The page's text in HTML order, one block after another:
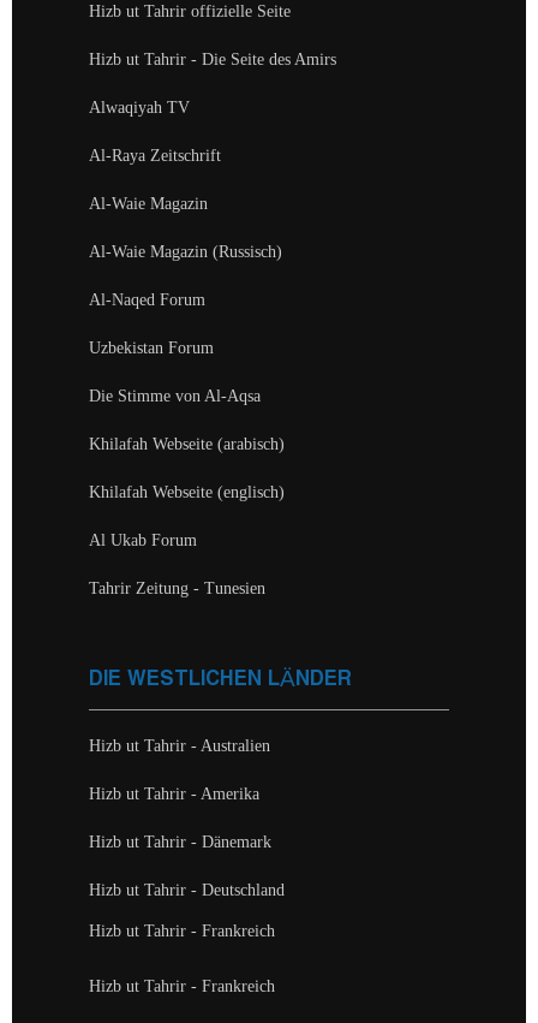
Hizb ut Tahrir offizielle Seite
Hizb ut Tahrir - Die Seite des Amirs
Alwaqiyah TV
Al-Raya Zeitschrift
Al-Waie Magazin
Al-Waie Magazin (Russisch)
Al-Naqed Forum
Uzbekistan Forum
Die Stimme von Al-Aqsa
Khilafah Webseite (arabisch)
Khilafah Webseite (englisch)
Al Ukab Forum
Tahrir Zeitung - Tunesien
DIE WESTLICHEN LÄNDER
Hizb ut Tahrir - Australien
Hizb ut Tahrir - Amerika
Hizb ut Tahrir - Dänemark
Hizb ut Tahrir - Deutschland
Hizb ut Tahrir - Frankreich
Hizb ut Tahrir - Frankreich